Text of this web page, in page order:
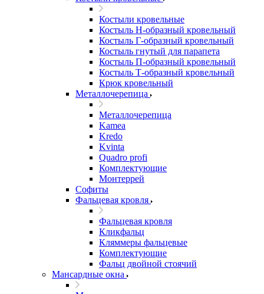
Костыли кровельные
Костыль H-образный кровельный
Костыль Г-образный кровельный
Костыль гнутый для парапета
Костыль П-образный кровельный
Костыль Т-образный кровельный
Крюк кровельный
Металлочерепица
Металлочерепица
Kamea
Kredo
Kvinta
Quadro profi
Комплектующие
Монтеррей
Софиты
Фальцевая кровля
Фальцевая кровля
Кликфальц
Кляммеры фальцевые
Комплектующие
Фальц двойной стоячий
Мансардные окна